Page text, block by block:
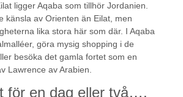
ligger Aqaba som tillhör Jordanien.
känsla av Orienten än Eilat, men
lika stora här som där. I Aqaba
göra mysig shopping i de
besöka det gamla fortet som en
Lawrence av Arabien.
för en dag eller två….